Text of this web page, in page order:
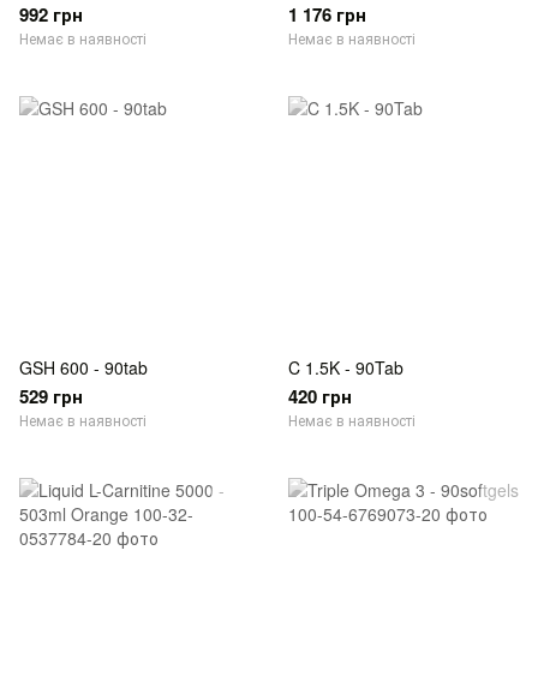
992 грн
Немає в наявності
1 176 грн
Немає в наявності
GSH 600 - 90tab
529 грн
Немає в наявності
C 1.5K - 90Tab
420 грн
Немає в наявності